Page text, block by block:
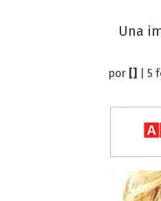
Una
por | 5